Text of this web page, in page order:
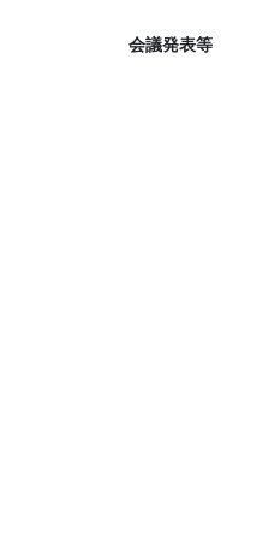
会議発表等